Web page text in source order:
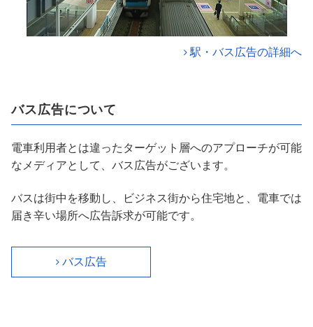
駅・バス広告の詳細へ
バス広告について
電車利用者とは違ったターゲット層へのアプローチが可能
なメディアとして、バス広告がございます。
バスは街中を移動し、ビジネス街から住宅地と、電車では
届き辛い場所へ広告訴求が可能です。
バス広告